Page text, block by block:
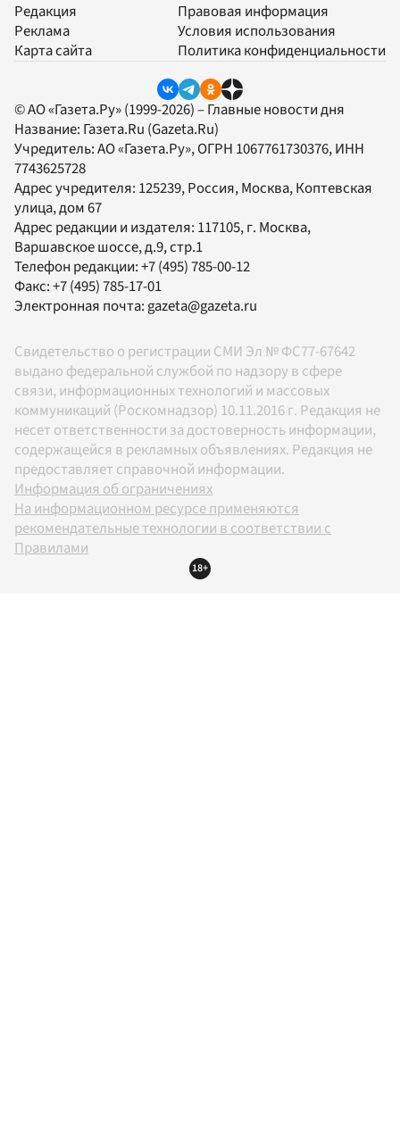
Редакция
Реклама
Карта сайта
Правовая информация
Условия использования
Политика конфиденциальности
© АО «Газета.Ру» (1999-2026) – Главные новости дня
Название: Газета.Ru (Gazeta.Ru)
Учредитель:АО «Газета.Ру», ОГРН 1067761730376, ИНН
7743625728
Адрес учредителя: 125239, Россия, Москва, Коптевская
улица, дом 67
Адрес редакции и издателя: 117105, г. Москва,
Варшавское шоссе, д.9, стр.1
Телефон редакции:+7 (495) 785-00-12
Факс:+7 (495) 785-17-01
Электронная почта:gazeta@gazeta.ru
Свидетельство о регистрации СМИ Эл № ФС77-67642
выдано федеральной службой по надзору в сфере
связи, информационных технологий и массовых
коммуникаций (Роскомнадзор) 10.11.2016 г. Редакция не
несет ответственности за достоверность информации,
содержащейся в рекламных объявлениях. Редакция не
предоставляет справочной информации.
Информация об ограничениях
На информационном ресурсе применяются
рекомендательные технологии в соответствии с
Правилами
18+